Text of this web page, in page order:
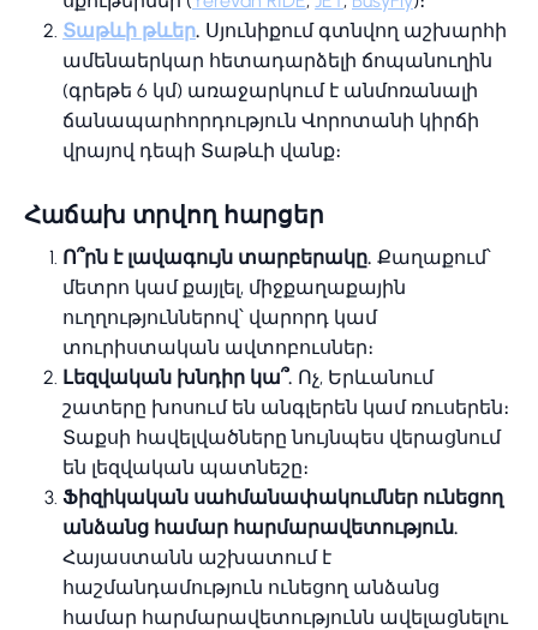
Տաթևի թևեր. Սյունիքում գտնվող աշխարհի
ամենաերկար հետադարձելի ճոպանուղին
(գրեթե 6 կմ) առաջարկում է անմոռանալի
ճանապարհորդություն Վորոտանի կիրճի
վրայով դեպի Տաթևի վանք։
Հաճախ տրվող հարցեր
Ո՞րն է լավագույն տարբերակը. Քաղաքում՝
մետրո կամ քայլել, միջքաղաքային
ուղղություններով՝ վարորդ կամ
տուրիստական ավտոբուսներ։
Լեզվական խնդիր կա՞. Ոչ, Երևանում
շատերը խոսում են անգլերեն կամ ռուսերեն։
Տաքսի հավելվածները նույնպես վերացնում
են լեզվական պատնեշը։
Ֆիզիկական սահմանափակումներ ունեցող
անձանց համար հարմարավետություն.
Հայաստանն աշխատում է
հաշմանդամություն ունեցող անձանց
համար հարմարավետությունն ավելացնելու